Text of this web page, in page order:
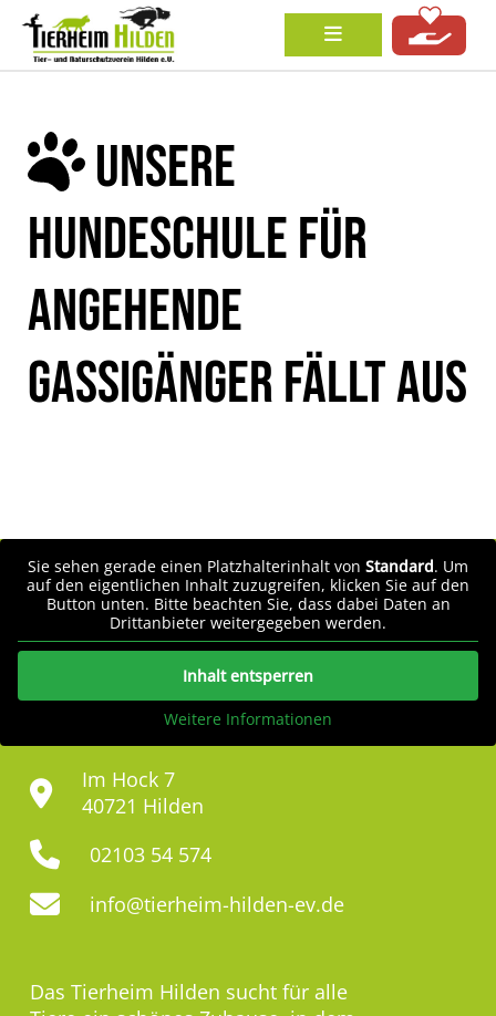
UNSERE
HUNDESCHULE FÜR
ANGEHENDE
GASSIGÄNGER FÄLLT AUS
Sie sehen gerade einen Platzhalterinhalt von Standard. Um
auf den eigentlichen Inhalt zuzugreifen, klicken Sie auf den
Button unten. Bitte beachten Sie, dass dabei Daten an
Drittanbieter weitergegeben werden.
Inhalt entsperren
Weitere Informationen
Im Hock 7
40721 Hilden
02103 54 574
info@tierheim-hilden-ev.de
Das Tierheim Hilden sucht für alle